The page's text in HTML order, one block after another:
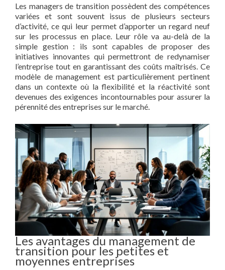
Les managers de transition possèdent des compétences
variées et sont souvent issus de plusieurs secteurs
d’activité, ce qui leur permet d’apporter un regard neuf
sur les processus en place. Leur rôle va au-delà de la
simple gestion : ils sont capables de proposer des
initiatives innovantes qui permettront de redynamiser
l’entreprise tout en garantissant des coûts maîtrisés. Ce
modèle de management est particulièrement pertinent
dans un contexte où la flexibilité et la réactivité sont
devenues des exigences incontournables pour assurer la
pérennité des entreprises sur le marché.
Les avantages du management de
transition pour les petites et
moyennes entreprises